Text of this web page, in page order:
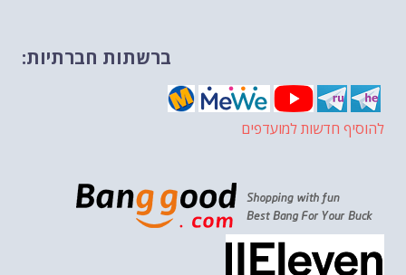
ברשתות חברתיות:
להוסיף חדשות למועדפים